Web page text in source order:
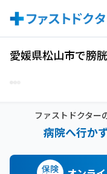
愛媛県松山市で膀
ファストドクター
病院へ行か
保険